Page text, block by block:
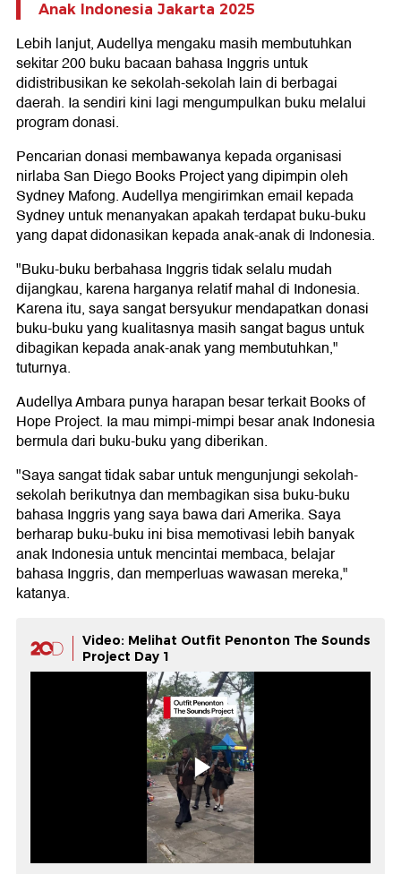
Anak Indonesia Jakarta 2025
Lebih lanjut, Audellya mengaku masih membutuhkan
sekitar 200 buku bacaan bahasa Inggris untuk
didistribusikan ke sekolah-sekolah lain di berbagai
daerah. Ia sendiri kini lagi mengumpulkan buku melalui
program donasi.
Pencarian donasi membawanya kepada organisasi
nirlaba San Diego Books Project yang dipimpin oleh
Sydney Mafong. Audellya mengirimkan email kepada
Sydney untuk menanyakan apakah terdapat buku-buku
yang dapat didonasikan kepada anak-anak di Indonesia.
"Buku-buku berbahasa Inggris tidak selalu mudah
dijangkau, karena harganya relatif mahal di Indonesia.
Karena itu, saya sangat bersyukur mendapatkan donasi
buku-buku yang kualitasnya masih sangat bagus untuk
dibagikan kepada anak-anak yang membutuhkan,"
tuturnya.
Audellya Ambara punya harapan besar terkait Books of
Hope Project. Ia mau mimpi-mimpi besar anak Indonesia
bermula dari buku-buku yang diberikan.
"Saya sangat tidak sabar untuk mengunjungi sekolah-
sekolah berikutnya dan membagikan sisa buku-buku
bahasa Inggris yang saya bawa dari Amerika. Saya
berharap buku-buku ini bisa memotivasi lebih banyak
anak Indonesia untuk mencintai membaca, belajar
bahasa Inggris, dan memperluas wawasan mereka,"
katanya.
Video: Melihat Outfit Penonton The Sounds
Project Day 1